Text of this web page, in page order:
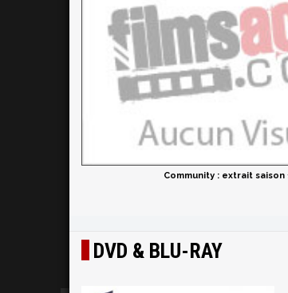
Community : extrait saison
DVD & BLU-RAY